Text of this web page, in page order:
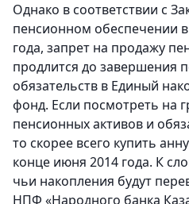
Однако в соответствии с
пенсионном обеспечении
года, запрет на продажу
продлится до завершения
обязательств в Единый
фонд. Если посмотреть на
пенсионных активов и
то скорее всего купить
конце июня 2014 года. К
чьи накопления будут
НПФ «Народного банка